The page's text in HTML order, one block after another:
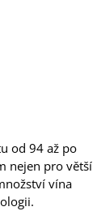
od 94 až po
nejen pro větší
vína